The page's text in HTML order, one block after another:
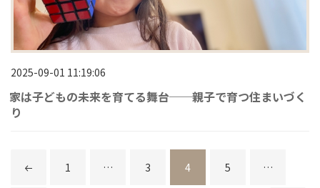
2025-09-01 11:19:06
家は子どもの未来を育てる舞台──親子で育つ住まいづく
り
ページ
1 … ページ
3 4 ページ
5 …